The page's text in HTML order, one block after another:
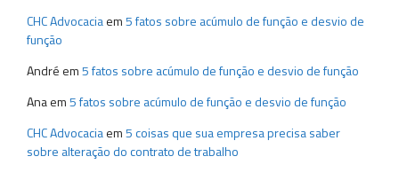
CHC Advocaciaem5 fatos sobre acúmulo de função e desvio de
função
André em5 fatos sobre acúmulo de função e desvio de função
Anaem5 fatos sobre acúmulo de função e desvio de função
CHC Advocaciaem5 coisas que sua empresa precisa saber
sobre alteração do contrato de trabalho